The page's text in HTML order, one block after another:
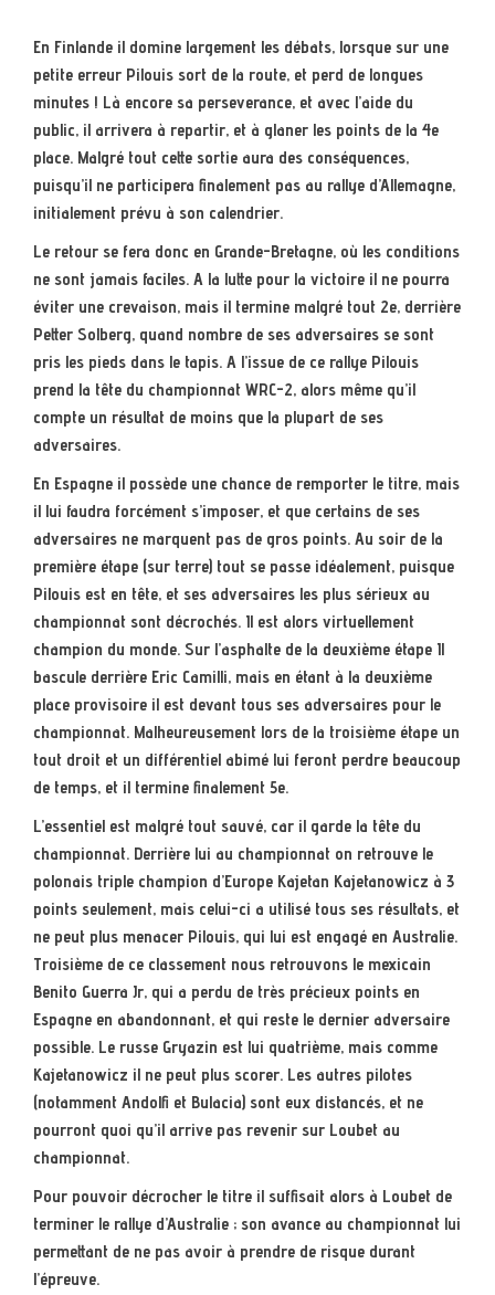
En Finlande il domine largement les débats, lorsque sur une
petite erreur Pilouis sort de la route, et perd de longues
minutes ! Là encore sa perseverance, et avec l’aide du
public, il arrivera à repartir, et à glaner les points de la 4e
place. Malgré tout cette sortie aura des conséquences,
puisqu’il ne participera finalement pas au rallye d’Allemagne,
initialement prévu à son calendrier.
Le retour se fera donc en Grande-Bretagne, où les conditions
ne sont jamais faciles. A la lutte pour la victoire il ne pourra
éviter une crevaison, mais il termine malgré tout 2e, derrière
Petter Solberg, quand nombre de ses adversaires se sont
pris les pieds dans le tapis. A l’issue de ce rallye Pilouis
prend la tête du championnat WRC-2, alors même qu’il
compte un résultat de moins que la plupart de ses
adversaires.
En Espagne il possède une chance de remporter le titre, mais
il lui faudra forcément s’imposer, et que certains de ses
adversaires ne marquent pas de gros points. Au soir de la
première étape (sur terre) tout se passe idéalement, puisque
Pilouis est en tête, et ses adversaires les plus sérieux au
championnat sont décrochés. Il est alors virtuellement
champion du monde. Sur l’asphalte de la deuxième étape Il
bascule derrière Eric Camilli, mais en étant à la deuxième
place provisoire il est devant tous ses adversaires pour le
championnat. Malheureusement lors de la troisième étape un
tout droit et un différentiel abimé lui feront perdre beaucoup
de temps, et il termine finalement 5e.
L’essentiel est malgré tout sauvé, car il garde la tête du
championnat. Derrière lui au championnat on retrouve le
polonais triple champion d’Europe Kajetan Kajetanowicz à 3
points seulement, mais celui-ci a utilisé tous ses résultats, et
ne peut plus menacer Pilouis, qui lui est engagé en Australie.
Troisième de ce classement nous retrouvons le mexicain
Benito Guerra Jr, qui a perdu de très précieux points en
Espagne en abandonnant, et qui reste le dernier adversaire
possible. Le russe Gryazin est lui quatrième, mais comme
Kajetanowicz il ne peut plus scorer. Les autres pilotes
(notamment Andolfi et Bulacia) sont eux distancés, et ne
pourront quoi qu’il arrive pas revenir sur Loubet au
championnat.
Pour pouvoir décrocher le titre il suffisait alors à Loubet de
terminer le rallye d’Australie ; son avance au championnat lui
permettant de ne pas avoir à prendre de risque durant
l’épreuve.